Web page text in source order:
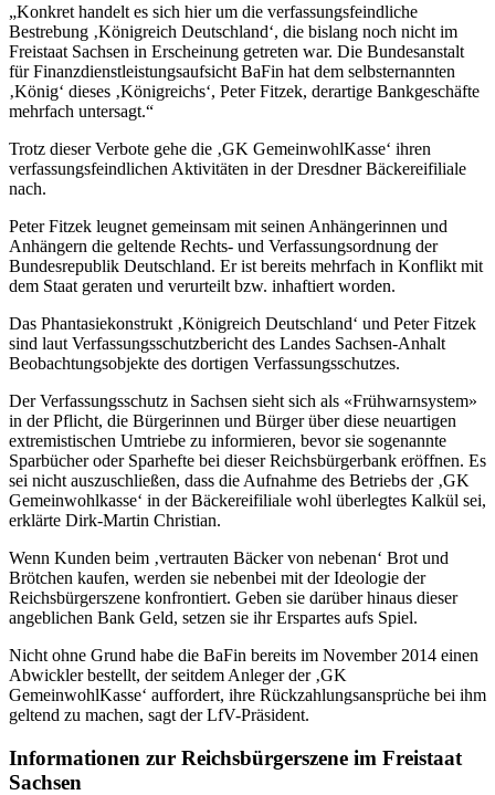
„Konkret handelt es sich hier um die verfassungsfeindliche
Bestrebung ‚Königreich Deutschland‘, die bislang noch nicht im
Freistaat Sachsen in Erscheinung getreten war. Die Bundesanstalt
für Finanzdienstleistungsaufsicht BaFin hat dem selbsternannten
‚König‘ dieses ‚Königreichs‘, Peter Fitzek, derartige Bankgeschäfte
mehrfach untersagt.“
Trotz dieser Verbote gehe die ‚GK GemeinwohlKasse‘ ihren
verfassungsfeindlichen Aktivitäten in der Dresdner Bäckereifiliale
nach.
Peter Fitzek leugnet gemeinsam mit seinen Anhängerinnen und
Anhängern die geltende Rechts- und Verfassungsordnung der
Bundesrepublik Deutschland. Er ist bereits mehrfach in Konflikt mit
dem Staat geraten und verurteilt bzw. inhaftiert worden.
Das Phantasiekonstrukt ‚Königreich Deutschland‘ und Peter Fitzek
sind laut Verfassungsschutzbericht des Landes Sachsen-Anhalt
Beobachtungsobjekte des dortigen Verfassungsschutzes.
Der Verfassungsschutz in Sachsen sieht sich als «Frühwarnsystem»
in der Pflicht, die Bürgerinnen und Bürger über diese neuartigen
extremistischen Umtriebe zu informieren, bevor sie sogenannte
Sparbücher oder Sparhefte bei dieser Reichsbürgerbank eröffnen. Es
sei nicht auszuschließen, dass die Aufnahme des Betriebs der ‚GK
Gemeinwohlkasse‘ in der Bäckereifiliale wohl überlegtes Kalkül sei,
erklärte Dirk-Martin Christian.
Wenn Kunden beim ‚vertrauten Bäcker von nebenan‘ Brot und
Brötchen kaufen, werden sie nebenbei mit der Ideologie der
Reichsbürgerszene konfrontiert. Geben sie darüber hinaus dieser
angeblichen Bank Geld, setzen sie ihr Erspartes aufs Spiel.
Nicht ohne Grund habe die BaFin bereits im November 2014 einen
Abwickler bestellt, der seitdem Anleger der ‚GK
GemeinwohlKasse‘ auffordert, ihre Rückzahlungsansprüche bei ihm
geltend zu machen, sagt der LfV-Präsident.
Informationen zur Reichsbürgerszene im Freistaat
Sachsen